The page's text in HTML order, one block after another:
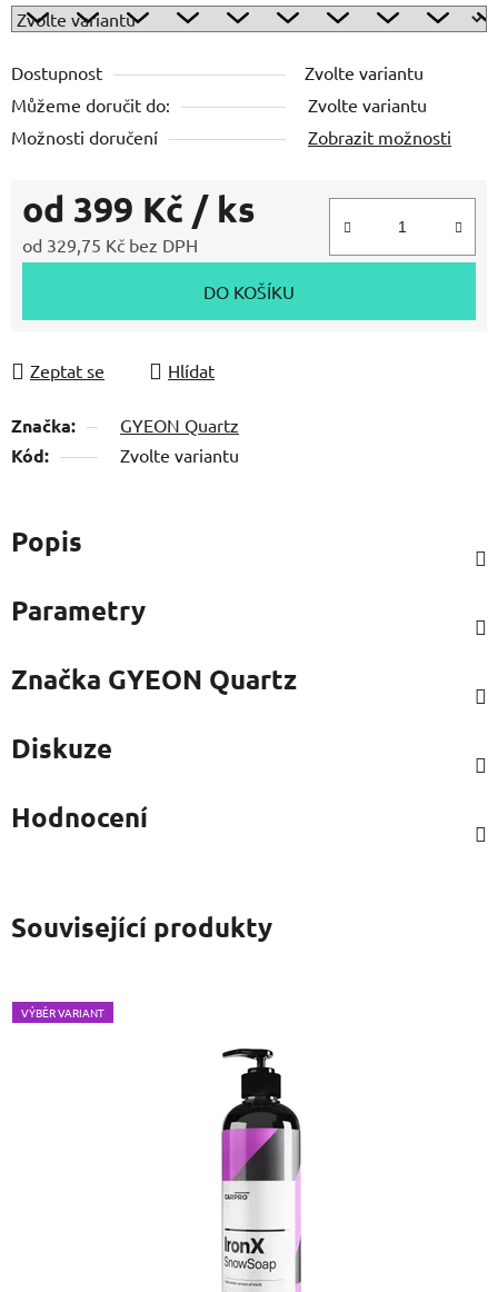
Dostupnost
Zvolte variantu
Můžeme doručit do:
Zvolte variantu
Možnosti doručení
Zobrazit možnosti
od 399 Kč / ks
od 329,75 Kč bez DPH
DO KOŠÍKU
Zeptat se Hlídat
Značka: GYEON Quartz
Kód: Zvolte variantu
Popis
Parametry
Značka GYEON Quartz
Diskuze
Hodnocení
Související produkty
VÝBĚR VARIANT